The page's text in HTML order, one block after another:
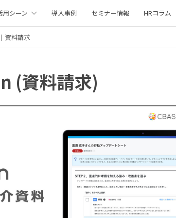
用シーン 導入事例 セミナー情報 HRコラム
資料請求
(資料請求)